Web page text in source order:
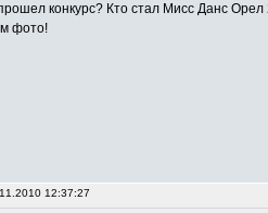
конкурс? Кто стал Мисс Данс Орел
фото!
12:37:27